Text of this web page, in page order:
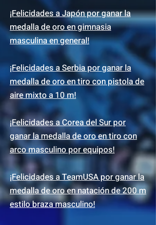
¡Felicidades a Japón por ganar la
medalla de oro en gimnasia
masculina en general!
¡Felicidades a Serbia por ganar la
medalla de oro en tiro con pistola de
aire mixto a 10 m!
¡Felicidades a Corea del Sur por
ganar la medalla de oro en tiro con
arco masculino por equipos!
¡Felicidades a TeamUSA por ganar la
medalla de oro en natación de 200 m
estilo braza masculino!